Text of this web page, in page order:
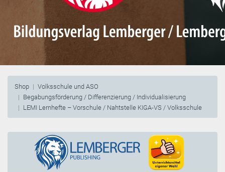
Shop
Volksschule und ASO
Begabungsförderung / Differenzierung / Individualisierung
LEMI Lernhefte – Vorschule / Nahtstelle KIGA-VS / Volksschule